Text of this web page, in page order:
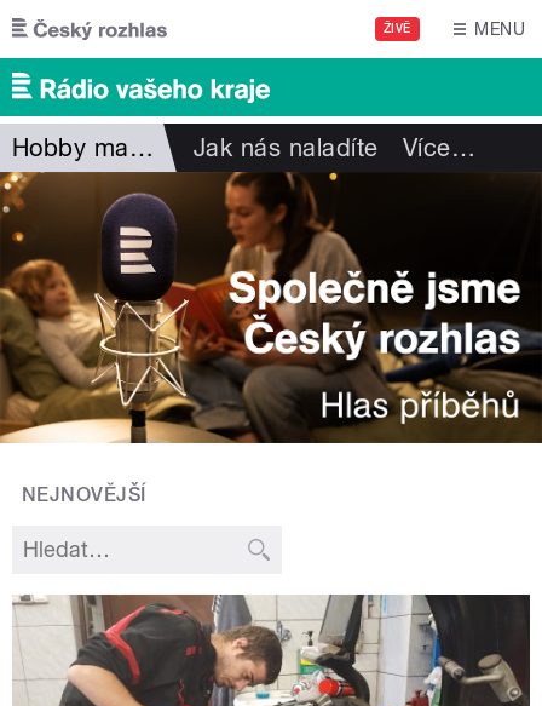
Přejít k hlavnímu obsahu
ŽIVĚ MENU
Hobby magazín Jak nás naladíte Více…
NEJNOVĚJŠÍ